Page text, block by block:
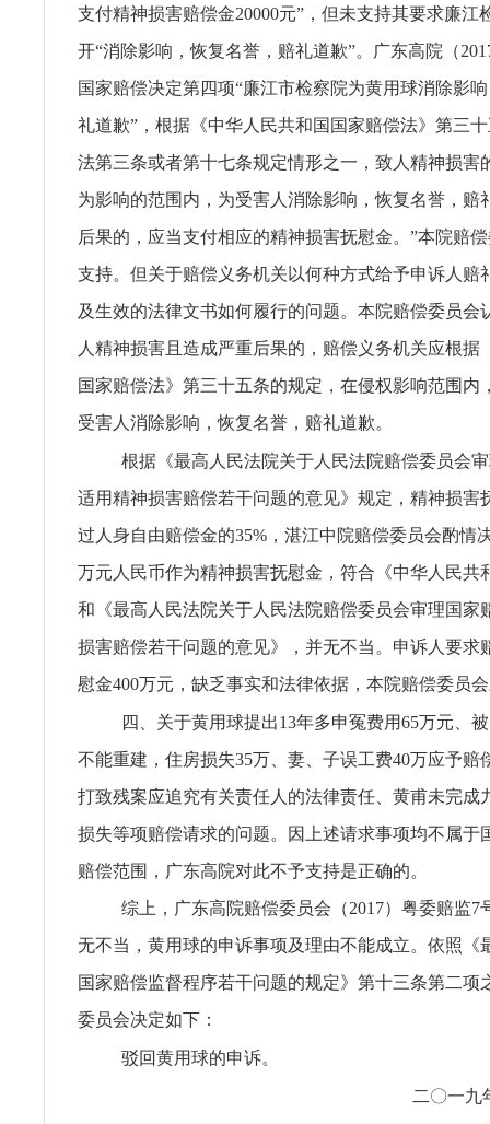
支付精神损害赔偿金20000元”，但未支持其要求廉江
开“消除影响，恢复名誉，赔礼道歉”。广东高院（
国家赔偿决定第四项“廉江市检察院为黄用球消除影
礼道歉”，根据《中华人民共和国国家赔偿法》第三
法第三条或者第十七条规定情形之一，致人精神损害
为影响的范围内，为受害人消除影响，恢复名誉，赔
后果的，应当支付相应的精神损害抚慰金。”本院赔
支持。但关于赔偿义务机关以何种方式给予申诉人赔
及生效的法律文书如何履行的问题。本院赔偿委员会
人精神损害且造成严重后果的，赔偿义务机关应根据
国家赔偿法》第三十五条的规定，在侵权影响范围内
受害人消除影响，恢复名誉，赔礼道歉。
根据《最高人民法院关于人民法院赔偿委员会
适用精神损害赔偿若干问题的意见》规定，精神损害
过人身自由赔偿金的35%，湛江中院赔偿委员会酌情
万元人民币作为精神损害抚慰金，符合《中华人民共
和《最高人民法院关于人民法院赔偿委员会审理国家
损害赔偿若干问题的意见》，并无不当。申诉人要求
慰金400万元，缺乏事实和法律依据，本院赔偿委员
四、关于黄用球提出13年多申冤费用65万元、
不能重建，住房损失35万、妻、子误工费40万应予赔
打致残案应追究有关责任人的法律责任、黄甫未完成
损失等项赔偿请求的问题。因上述请求事项均不属于
赔偿范围，广东高院对此不予支持是正确的。
综上，广东高院赔偿委员会（2017）粤委赔监7
无不当，黄用球的申诉事项及理由不能成立。依照《
国家赔偿监督程序若干问题的规定》第十三条第二项
委员会决定如下：
驳回黄用球的申诉。
二〇一九